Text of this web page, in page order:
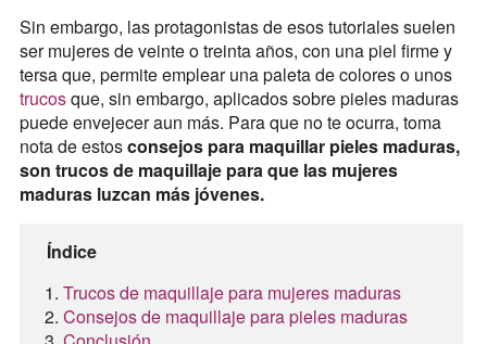
Sin embargo, las protagonistas de esos tutoriales suelen
ser mujeres de veinte o treinta años, con una piel firme y
tersa que, permite emplear una paleta de colores o unos
trucosque, sin embargo, aplicados sobre pieles maduras
puede envejecer aun más. Para que no te ocurra, toma
nota de estosconsejos para maquillar pieles maduras,
son trucos de maquillaje para que las mujeres
maduras luzcan más jóvenes.
Índice
Trucos de maquillaje para mujeres maduras
Consejos de maquillaje para pieles maduras